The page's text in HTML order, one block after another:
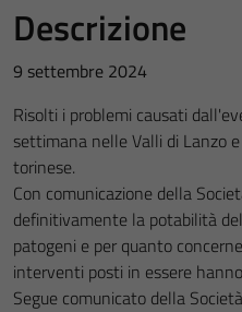
Descrizione
9 settembre 2024
Risolti i problemi causati
settimana nelle Valli di Lanzo
torinese.
Con comunicazione della
definitivamente la potabilità
patogeni e per quanto
interventi posti in essere
Segue comunicato della